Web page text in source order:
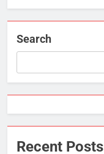
Search
Recent Posts